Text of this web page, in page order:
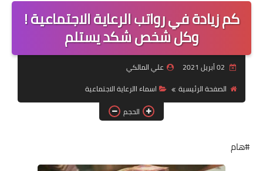
اخبار وزارة العمل وهيئة
قطع الاراضي
كم زيادة في رواتب الرعاية الاجتماعية !
وكل شخص شكد يستلم
علي المالكي
الصفحة الرئيسية
اسماء االرعاية الاجتماعية
الحجم
#هام